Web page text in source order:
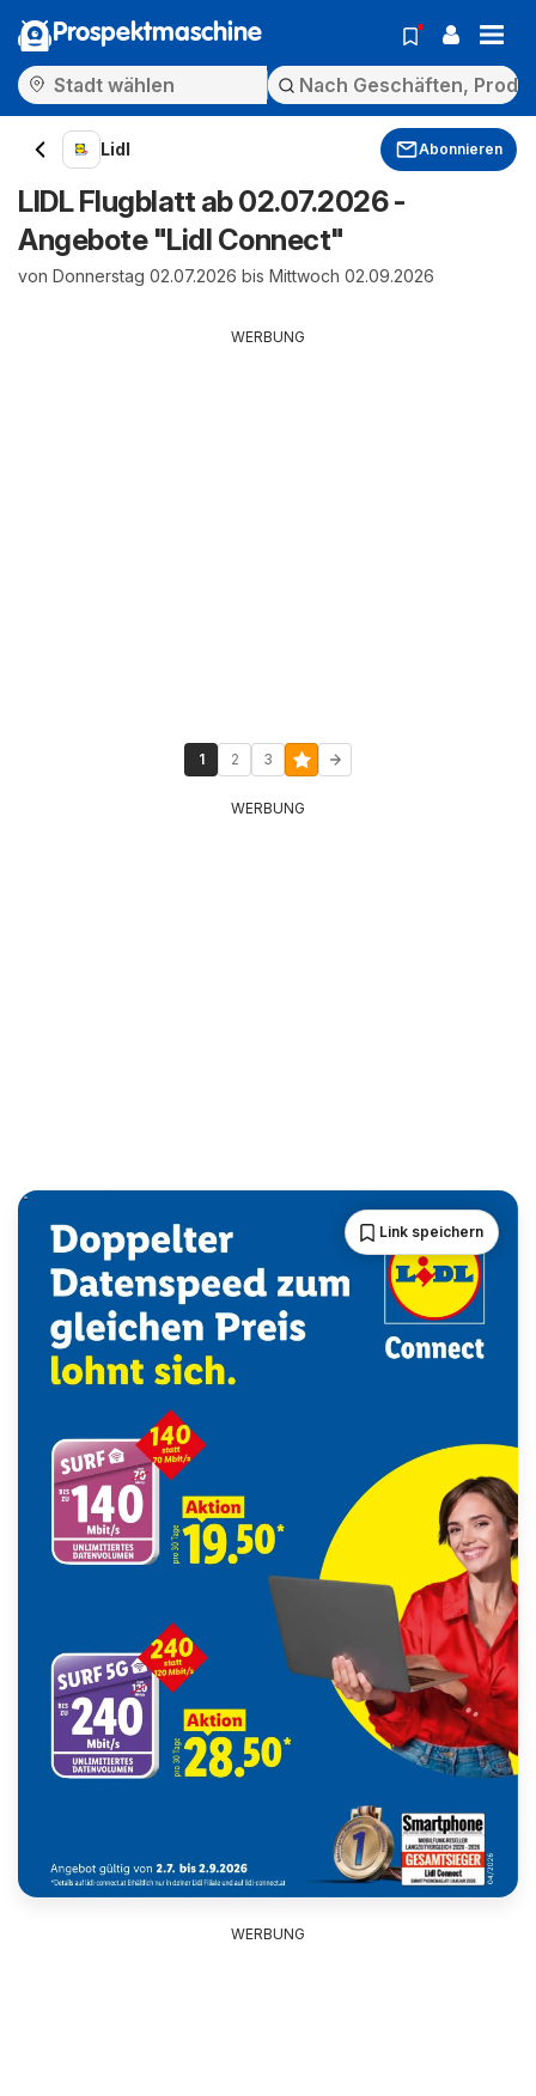
Prospektmaschine
Lidl Abonnieren
LIDL Flugblatt ab 02.07.2026 -
Angebote "Lidl Connect"
von Donnerstag 02.07.2026 bis Mittwoch 02.09.2026
WERBUNG
1 2 3
WERBUNG
Link speichern
WERBUNG